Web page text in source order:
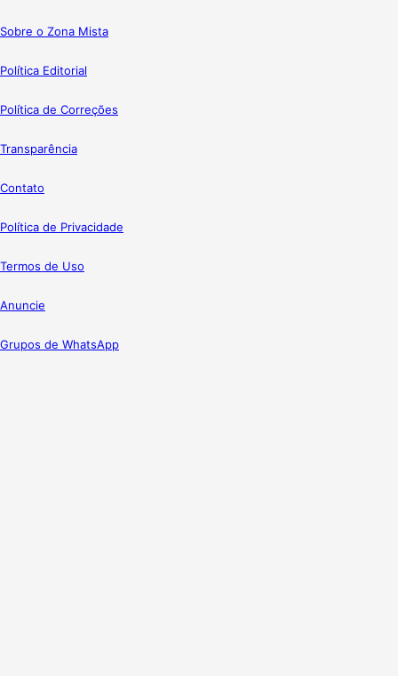
Sobre o Zona Mista
Política Editorial
Política de Correções
Transparência
Contato
Política de Privacidade
Termos de Uso
Anuncie
Grupos de WhatsApp